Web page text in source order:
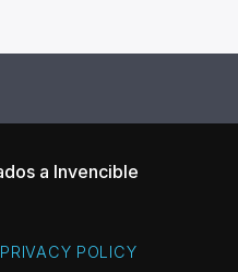
a Invencible
PRIVACY POLICY